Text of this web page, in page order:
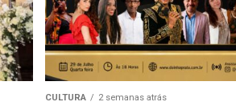
CULTURA 2 semanas atrás